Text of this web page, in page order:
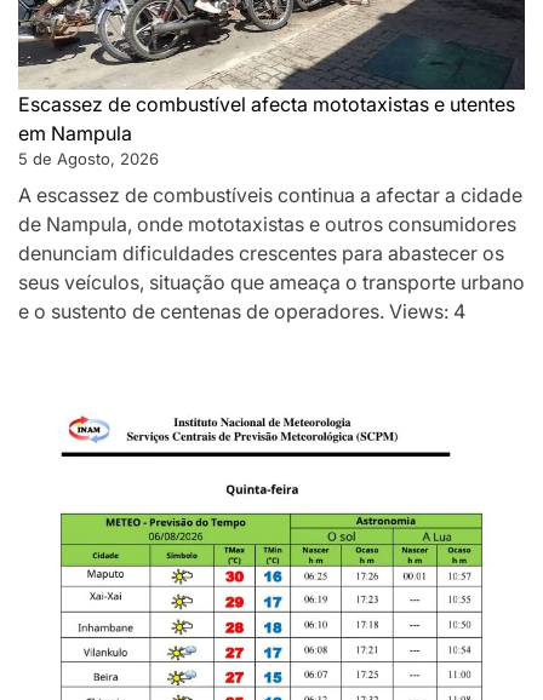
Escassez de combustível afecta mototaxistas e utentes
em Nampula
5 de Agosto, 2026
A escassez de combustíveis continua a afectar a cidade
de Nampula, onde mototaxistas e outros consumidores
denunciam dificuldades crescentes para abastecer os
seus veículos, situação que ameaça o transporte urbano
e o sustento de centenas de operadores. Views: 4